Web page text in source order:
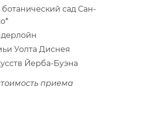
сад Сан-
Уолта Диснея
Йерба-Буэна
приема​​